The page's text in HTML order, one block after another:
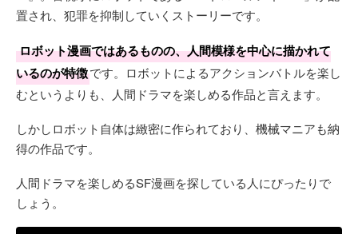
置され、犯罪を抑制していくストーリーです。
ロボット漫画ではあるものの、人間模様を中心に描かれて
いるのが特徴です。ロボットによるアクションバトルを楽し
むというよりも、人間ドラマを楽しめる作品と言えます。
しかしロボット自体は緻密に作られており、機械マニアも納
得の作品です。
人間ドラマを楽しめるSF漫画を探している人にぴったりで
しょう。